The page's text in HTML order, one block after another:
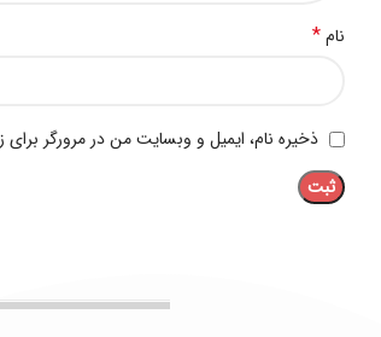
نام*
ذخیره نام، ایمیل و وبسایت من در مرورگر